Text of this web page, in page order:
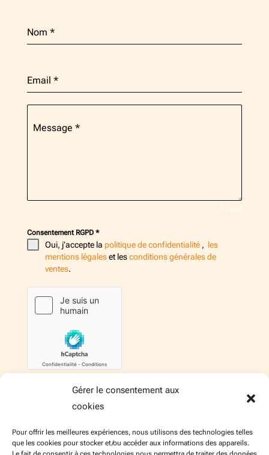
Gérer le consentement aux
cookies
Pour offrir les meilleures expériences, nous utilisons des technologies telles
que les cookies pour stocker et/ou accéder aux informations des appareils.
Nom *
Email *
Message *
0 / 500
Consentement RGPD *
Oui, j’accepte la politique de confidentialité, les
mentions légaleset lesconditions générales de
ventes.